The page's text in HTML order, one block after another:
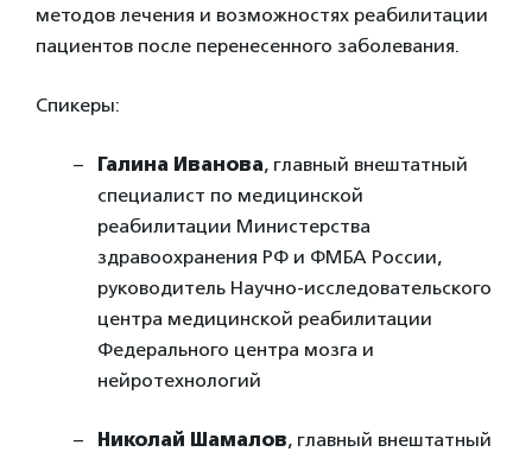
методов лечения и возможностях реабилитации
пациентов после перенесенного заболевания.
Спикеры:
Галина Иванова, главный внештатный
специалист по медицинской
реабилитации Министерства
здравоохранения РФ и ФМБА России,
руководитель Научно-исследовательского
центра медицинской реабилитации
Федерального центра мозга и
нейротехнологий
Николай Шамалов, главный внештатный